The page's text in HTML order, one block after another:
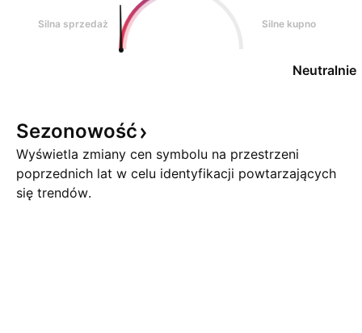
Silna sprzedaż Silne kupno
Neutralnie
Sezonowość
Wyświetla zmiany cen symbolu na przestrzeni
poprzednich lat w celu identyfikacji powtarzających
się trendów.